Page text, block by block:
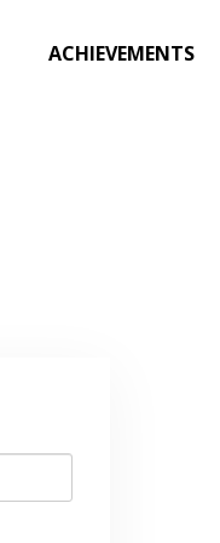
ACHIEVEMENTS